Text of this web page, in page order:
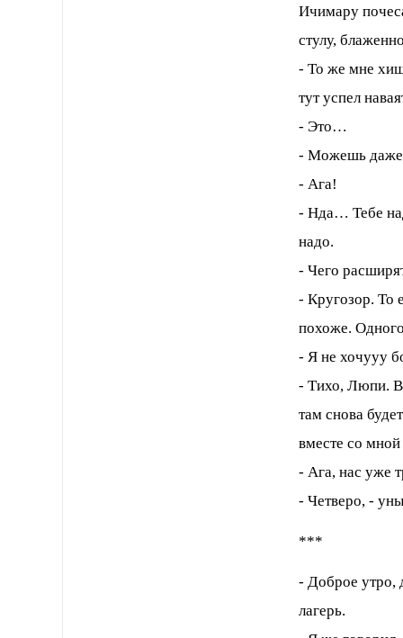
Ичимару
стулу,
- То же мне
тут успел
- Это…
- Можешь даже
- Ага!
- Нда… Тебе
надо.
- Чего
- Кругозор. То
похоже.
- Я не хочууу
- Тихо, Люпи.
там снова
вместе со
- Ага, нас уже
- Четверо, -
***
- Доброе утро,
лагерь.